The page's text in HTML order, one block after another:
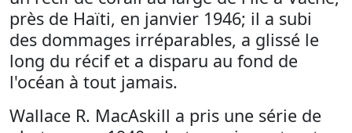
près de Haïti, en janvier 1946; il a subi
des dommages irréparables, a glissé le
long du récif et a disparu au fond de
l'océan à tout jamais.
Wallace R. MacAskill a pris une série de